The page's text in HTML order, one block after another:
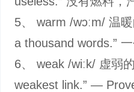
5、 warm /wɔːm/ 温
a thousand words.”
6、 weak /wiːk/ 虚弱
weakest link.” —